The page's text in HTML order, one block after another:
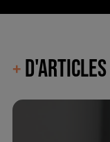
+D'ARTICLES